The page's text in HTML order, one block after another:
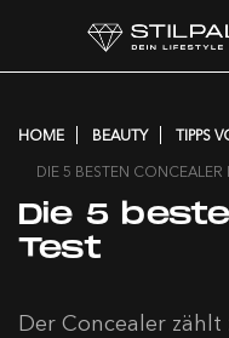
HOME BEAUTY
TIPPS
DIE 5 BESTEN CONCEALER
Die 5
Test
Der Concealer